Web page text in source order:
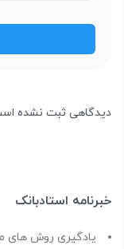
دیدگاهی ثبت نشده
خبرنامه استادبانک
یادگیری روش های